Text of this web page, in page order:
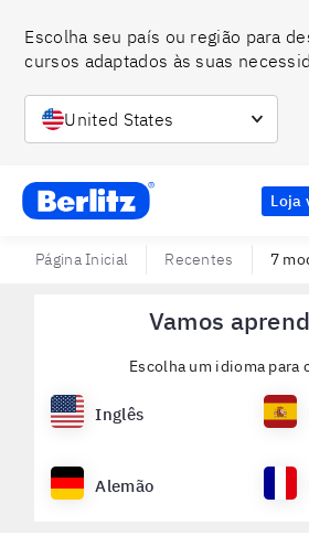
Escolha seu país ou região para
cursos adaptados às suas
United States
Berlitz BR Loja
Página Inicial Recentes 7
Vamos
Escolha um idioma para
Inglês
Alemão